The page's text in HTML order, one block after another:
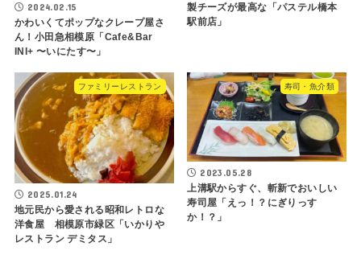
2024.02.15
かわいくてポップなクレープ屋さ
ん！小田急相模原「Cafe&Bar
INI+ 〜いにたす〜」
製チーズが最高な「パステル橋本
駅前店」
ファミリーレストラン
2025.01.24
地元民から愛される昭和レトロな
洋食屋 相模原市緑区「いかりや
レストラン デミタス」
寿司・魚介類
2023.05.28
上溝駅からすぐ、斬新でおいしい
寿司屋「えっ！？にぎりっす
か！？」